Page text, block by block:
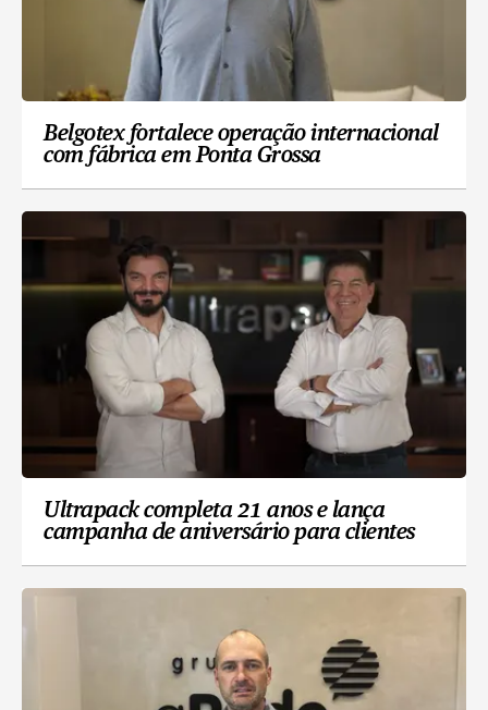
Belgotex fortalece operação internacional
com fábrica em Ponta Grossa
Ultrapack completa 21 anos e lança
campanha de aniversário para clientes